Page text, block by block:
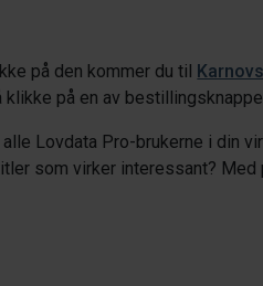
på den kommer du til
på en av
Lovdata Pro-brukerne i din
som virker interessant?